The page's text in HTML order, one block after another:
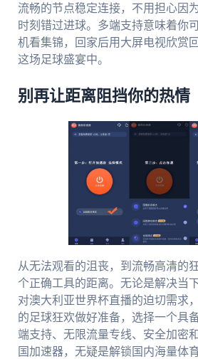
流畅的节点稳定连接，不用担心因
时刻错过进球。多端支持意味着你
机看集锦，回家后用大屏电视欣赏
这场足球盛宴中。
别再让距离阻挡你的热情
从无法观看的沮丧，到流畅高清的
个正确工具的距离。无论是解决当
对澳大利亚世界杯直播的迫切需求
的足球狂欢做好准备，选择一个具
端支持、无限流量专线、安全加密
国加速器，无疑是解锁国内海量体